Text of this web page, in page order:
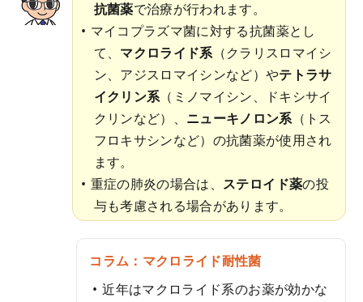
抗菌薬で治療が行われます。
マイコプラズマ菌に対する抗菌薬とし
て、 マクロライド系（クラリスロマイシ
ン、アジスロマイシンなど）やテトラサ
イクリン系（ミノマイシン、ドキシサイ
クリンなど）、 ニューキノロン系（トス
フロキサシンなど）の抗菌薬が使用され
ます。
重症の肺炎の場合は、 ステロイド薬の投
与も考慮される場合があります。
コラム：マクロライド耐性菌
近年はマクロライド系のお薬が効かな